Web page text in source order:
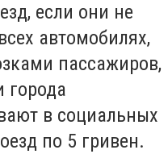
если они не
автомобилях,
пассажиров,
в социальных
по 5 гривен.